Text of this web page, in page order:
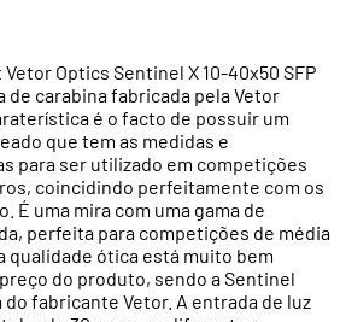
Optics Sentinel X 10-40x50 SFP
de carabina fabricada pela Vetor
é o facto de possuir um
que tem as medidas e
para ser utilizado em competições
coincidindo perfeitamente com os
É uma mira com uma gama de
perfeita para competições de média
qualidade ótica está muito bem
do produto, sendo a Sentinel
do fabricante Vetor. A entrada de luz